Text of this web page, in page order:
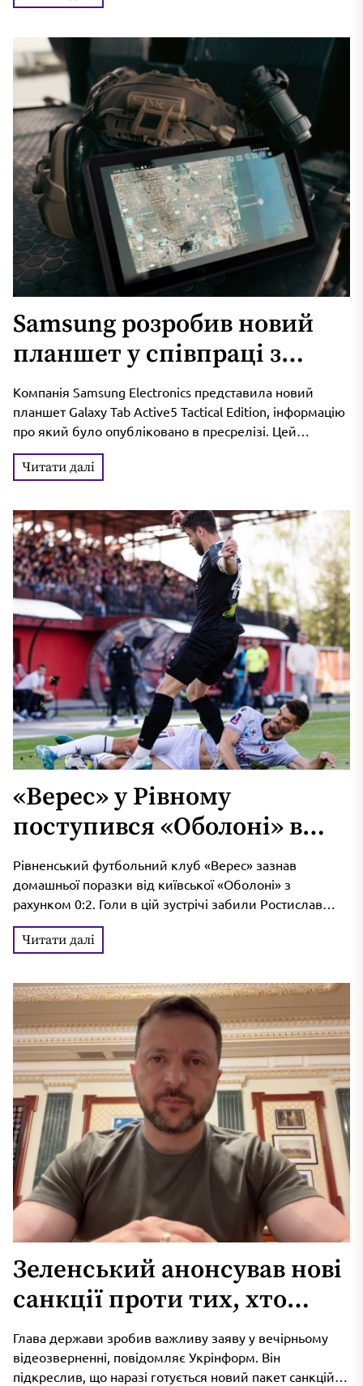
Samsung розробив новий
планшет у співпраці з
Пентагоном
Компанія Samsung Electronics представила новий
планшет Galaxy Tab Active5 Tactical Edition, інформацію
про який було опубліковано в пресрелізі. Цей
пристрій, що базується на моделі 2024...
Читати далі
«Верес» у Рівному
поступився «Оболоні» в
матчі футбольної Прем’єр-
ліги України
Рівненський футбольний клуб «Верес» зазнав
домашньої поразки від київської «Оболоні» з
рахунком 0:2. Голи в цій зустрічі забили Ростислав
Тарануха на 27-й хвилині та Олег...
Читати далі
Зеленський анонсував нові
санкції проти тих, хто
допомагає Росії їх
обходити
Глава держави зробив важливу заяву у вечірньому
відеозверненні, повідомляє Укрінформ. Він
підкреслив, що наразі готується новий пакет санкцій,